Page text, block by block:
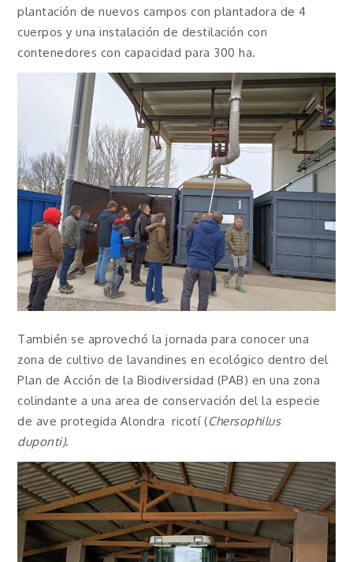
plantación de nuevos campos con plantadora de 4
cuerpos y una instalación de destilación con
contenedores con capacidad para 300 ha.
También se aprovechó la jornada para conocer una
zona de cultivo de lavandines en ecológico dentro del
Plan de Acción de la Biodiversidad (PAB) en una zona
colindante a una area de conservación del la especie
de ave protegida Alondra ricotí (Chersophilus
duponti).